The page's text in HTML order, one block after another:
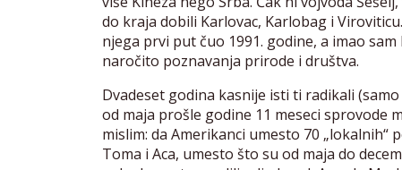
do kraja dobili Karlovac, Karlobag i
njega prvi put čuo 1991. godine, a imao
naročito poznavanja prirode i društva.
Dvadeset godina kasnije isti ti radikali
od maja prošle godine 11 meseci sprovode
mislim: da Amerikanci umesto 70 „lokalnih“
Toma i Aca, umesto što su od maja do